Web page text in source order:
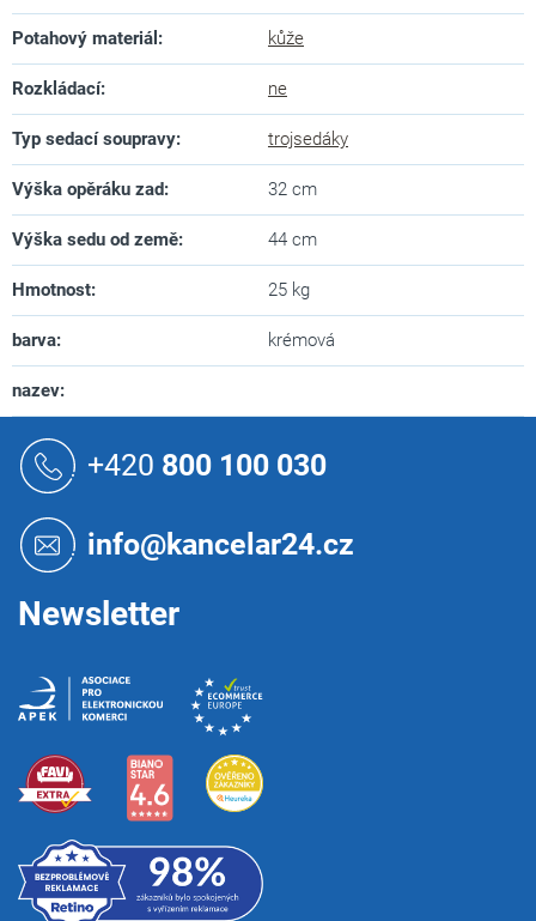
Potahový materiál : kůže
Rozkládací: ne
Typ sedací soupravy: trojsedáky
Výška opěráku zad: 32 cm
Výška sedu od země: 44 cm
Hmotnost: 25 kg
barva: krémová
nazev:
+420 800 100 030
info@kancelar24.cz
Newsletter